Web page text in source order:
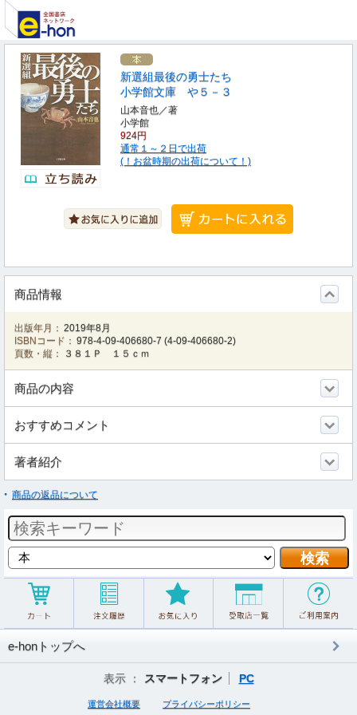
新選組最後の勇士たち
小学館文庫 や５－３
山本音也／著
小学館
924円
通常１～２日で出荷
(！お盆時期の出荷について！)
商品情報
出版年月： 2019年8月
ISBNコード： 978-4-09-406680-7 (4-09-406680-2)
頁数・縦：
３８１Ｐ １５ｃｍ
商品の内容
おすすめコメント
著者紹介
商品の返品について
e-honトップへ
表示 ： スマートフォン PC
運営会社概要 プライバシーポリシー